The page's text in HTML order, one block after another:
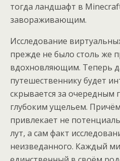
тогда ландшафт в
завораживающим.
Исследование
прежде не было столь же
вдохновляющим. Теперь
путешественнику будет
скрывается за очередным
глубоким ущельем.
привлекает не
лут, а сам факт
неизведанного. Каждый